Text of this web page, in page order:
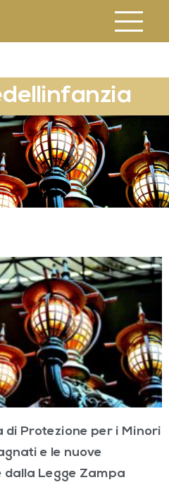
di Protezione per i Minori
e le nuove
Legge Zampa